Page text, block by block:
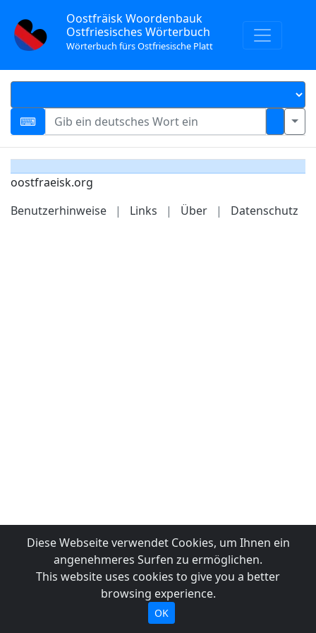
Oostfräisk Woordenbauk
Ostfriesisches Wörterbuch
Wörterbuch fürs Ostfriesische Platt
oostfraeisk.org
Benutzerhinweise
| Links | Über | Datenschutz
Diese Webseite verwendet Cookies, um Ihnen ein
angenehmeres Surfen zu ermöglichen.
This website uses cookies to give you a better
browsing experience.
OK